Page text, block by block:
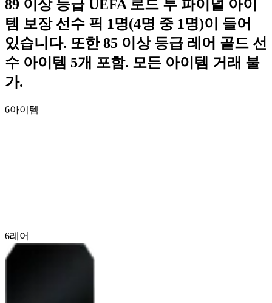
89 이상 등급 UEFA 로드 투 파이널 아이
템 보장 선수 픽 1명(4명 중 1명)이 들어
있습니다. 또한 85 이상 등급 레어 골드 선
수 아이템 5개 포함. 모든 아이템 거래 불
가.
6아이템
6레어